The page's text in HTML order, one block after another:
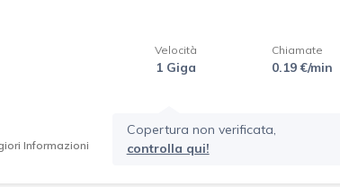
Informazioni
Velocità
1 Giga
Chiamate
0.19 €/min
Copertura non verificata,
controlla qui!